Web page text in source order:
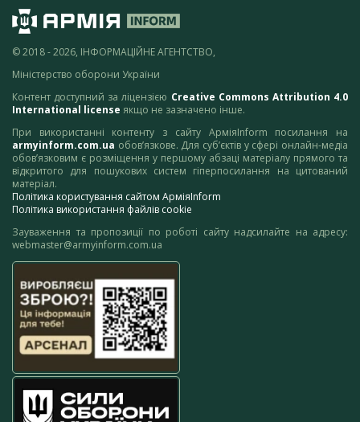
© 2018 - 2026, ІНФОРМАЦІЙНЕ АГЕНТСТВО,
Міністерство оборони України
Контент доступний за ліцензією Creative Commons Attribution 4.0
International license якщо не зазначено інше.
При використанні контенту з сайту АрміяInform посилання на
armyinform.com.ua обов’язкове. Для суб’єктів у сфері онлайн-медіа
обов’язковим є розміщення у першому абзаці матеріалу прямого та
відкритого для пошукових систем гіперпосилання на цитований
матеріал.
Політика користування сайтом АрміяInform
Політика використання файлів cookie
Зауваження та пропозиції по роботі сайту надсилайте на адресу:
webmaster@armyinform.com.ua